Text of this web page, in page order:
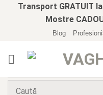
Transport GRATUIT
Mostre
Blog